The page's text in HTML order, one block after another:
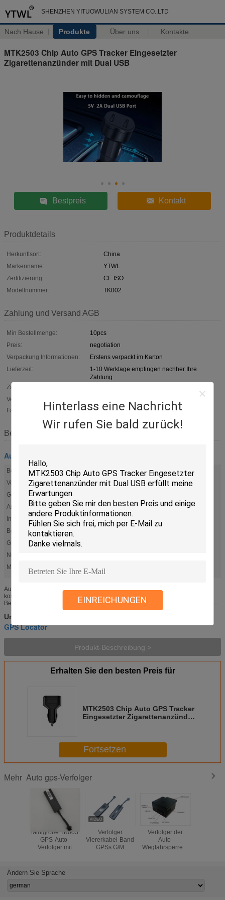
SHENZHEN YITUOWULIAN SYSTEM CO.,LTD
Nach Hause Produkte Über uns Kontakte
Hinterlass eine Nachricht
Wir rufen Sie bald zurück!
EINREICHUNGEN
MTK2503 Chip Auto GPS Tracker Eingesetzter
Zigarettenanzünder mit Dual USB
Bestpreis Kontakt
Produktdetails
Herkunftsort:
China
Markenname:
YTWL
Zertifizierung:
CE ISO
Modellnummer:
TK002
Zahlung und Versand AGB
Min Bestellmenge:
10pcs
Preis:
negotiation
Verpackung Informationen:
Erstens verpackt im Karton
Lieferzeit:
1-10 Werktage empfingen nachher Ihre
Zahlung
Zahlungsbedingungen:
Versorgungsmaterial-
Fähigkeit:
Beschreibung
Auto gps-Verfolger
Betriebssystem:
Windows/Android/iOS
Verbindung:
2G-SIM-Karte
Gewicht:
45G
Anwendung:
Allzeit kostenlose Webplattform / Android iOS APP
Installation:
In den Zigarettenanzünder des Autos stecken
Betriebsspannung::
Gleichstrom 9~24V
GPS-Chip:
MTK2503
Netzwerk:
Markieren:
Überstromschutz Auto-GPS-Tracker, Dual-USB-Auto-GPS-Tracker
Auto-GPS-Tracker-Zigarettenautoladegerät mit Dual-USB-Schnellladung,
kostenloser APP und Plattform Spezifikation Modell TK002 Chip MTK2503
Betriebsspannung Gleichstrom 9-24 V Arbeitsstrom 24mA Positionierungsme...
Umbauten:
GPS Locator
Produkt-Beschreibung >
Erhalten Sie den besten Preis für
MTK2503 Chip Auto GPS Tracker
Eingesetzter Zigarettenanzünder
Fortsetzen
Mehr Auto gps-Verfolger
Minigröße TK003
GPS-Auto-
Verfolger mit
Motorräder und E-
Fahrrad
Verfolger
Viererkabel-Band
GPSs G/M
Verfolger der
Auto-
Wegfahrsperren-
Ändern Sie Sprache